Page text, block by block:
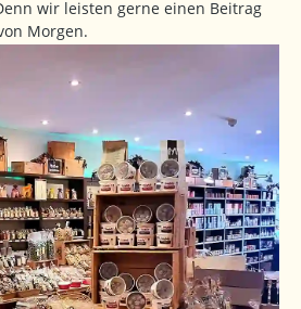
wir leisten gerne einen Beitrag
Morgen.